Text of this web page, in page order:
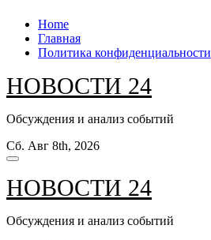
Перейти
содержанию
Home
Главная
Политика конфиденциальности
НОВОСТИ 24
Обсуждения и анализ событий
Сб. Авг 8th, 2026
НОВОСТИ 24
Обсуждения и анализ событий